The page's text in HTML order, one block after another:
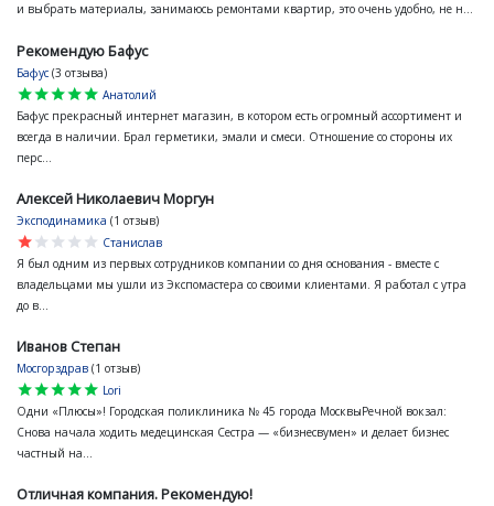
и выбрать материалы, занимаюсь ремонтами квартир, это очень удобно, не н...
Рекомендую Бафус
Бафус (3 отзыва)
star
star
star
star
star
Анатолий
Бафус прекрасный интернет магазин, в котором есть огромный ассортимент и
всегда в наличии. Брал герметики, эмали и смеси. Отношение со стороны их
перс...
Алексей Николаевич Моргун
Эксподинамика (1 отзыв)
star
star
star
star
star
Станислав
Я был одним из первых сотрудников компании со дня основания - вместе с
владельцами мы ушли из Экспомастера со своими клиентами. Я работал с утра
до в...
Иванов Степан
Мосгорздрав (1 отзыв)
star
star
star
star
star
Lori
Одни «Плюсы»! Городская поликлиника № 45 города МосквыРечной вокзал:
Снова начала ходить медецинская Сестра — «бизнесвумен» и делает бизнес
частный на...
Отличная компания. Рекомендую!